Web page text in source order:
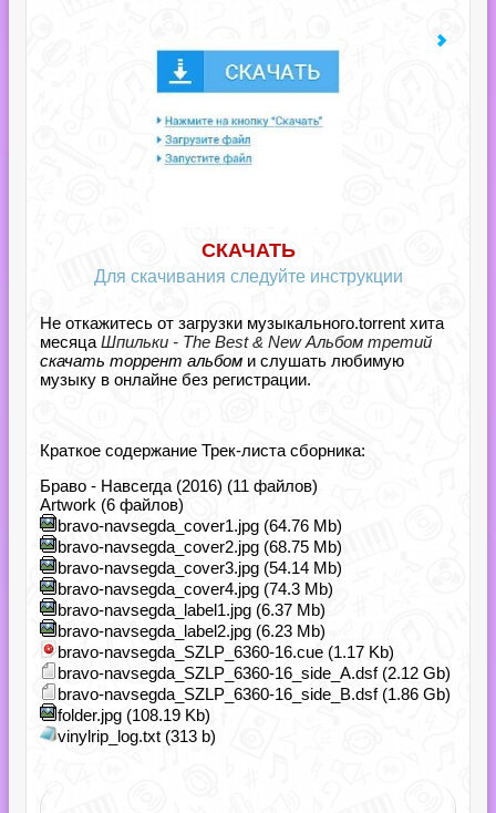
СКАЧАТЬ
Для скачивания следуйте инструкции
Не откажитесь от загрузки музыкального.torrent хита
месяца Шпильки - The Best & New Альбом третий
скачать торрент альбом и слушать любимую
музыку в онлайне без регистрации.
Краткое содержание Трек-листа сборника:
Браво - Навсегда (2016) (11 файлов)
Artwork (6 файлов)
bravo-navsegda_cover1.jpg (64.76 Mb)
bravo-navsegda_cover2.jpg (68.75 Mb)
bravo-navsegda_cover3.jpg (54.14 Mb)
bravo-navsegda_cover4.jpg (74.3 Mb)
bravo-navsegda_label1.jpg (6.37 Mb)
bravo-navsegda_label2.jpg (6.23 Mb)
bravo-navsegda_SZLP_6360-16.cue (1.17 Kb)
bravo-navsegda_SZLP_6360-16_side_A.dsf (2.12 Gb)
bravo-navsegda_SZLP_6360-16_side_B.dsf (1.86 Gb)
folder.jpg (108.19 Kb)
vinylrip_log.txt (313 b)